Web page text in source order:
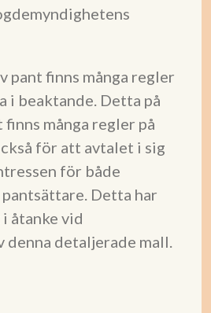
pant finns många regler
i beaktande. Detta på
många regler på
för att avtalet i sig
för både
Detta har
åtanke vid
denna detaljerade mall.